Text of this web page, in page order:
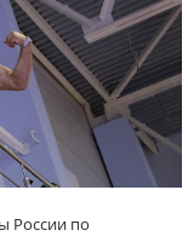
России по